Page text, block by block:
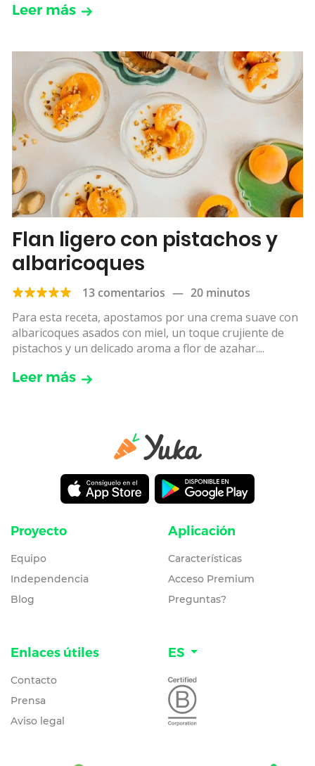
Leer más
Flan ligero con pistachos y
albaricoques
13 comentarios — 20 minutos
Para esta receta, apostamos por una crema suave con
albaricoques asados con miel, un toque crujiente de
pistachos y un delicado aroma a flor de azahar....
Leer más
Proyecto
Equipo
Independencia
Blog
Aplicación
Características
Acceso Premium
Preguntas?
Enlaces útiles
Contacto
Prensa
Aviso legal
ES